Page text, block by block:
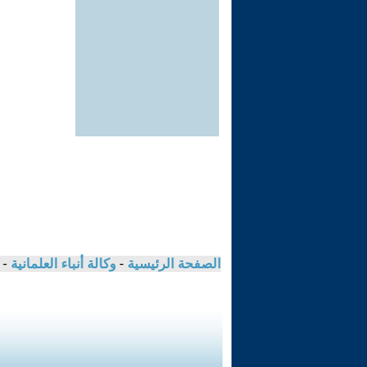
الصفحة الرئيسية - وكالة أنباء العلمانية -